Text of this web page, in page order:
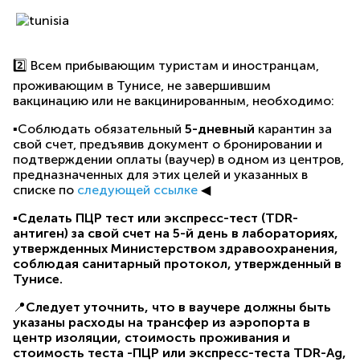
2️⃣ Всем прибывающим туристам и иностранцам,
проживающим в Тунисе, не завершившим
вакцинацию или не вакцинированным, необходимо:
▪Соблюдать обязательный 5-дневный карантин за
свой счет, предъявив документ о бронировании и
подтверждении оплаты (ваучер) в одном из центров,
предназначенных для этих целей и указанных в
списке по следующей ссылке ◀
▪Сделать ПЦР тест или экспресс-тест (TDR-
антиген) за свой счет на 5-й день в лабораториях,
утвержденных Министерством здравоохранения,
соблюдая санитарный протокол, утвержденный в
Тунисе.
📍Следует уточнить, что в ваучере должны быть
указаны расходы на трансфер из аэропорта в
центр изоляции, стоимость проживания и
стоимость теста -ПЦР или экспресс-теста TDR-Ag,